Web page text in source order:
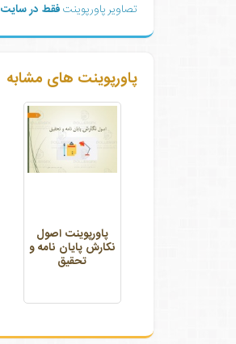
تصاویر پاورپوینت فقط در سایت
پاورپوینت های مشابه
پاورپوینت اصول
نکارش پایان نامه و
تحقیق